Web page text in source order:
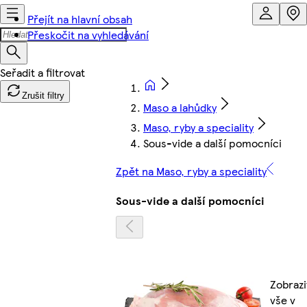
Přejít na hlavní obsah
Přeskočit na vyhledávání
Zrušit filtry
Maso a lahůdky
Maso, ryby a speciality
Sous-vide a další pomocníci
Zpět na Maso, ryby a speciality
Sous-vide a další pomocníci
vše v